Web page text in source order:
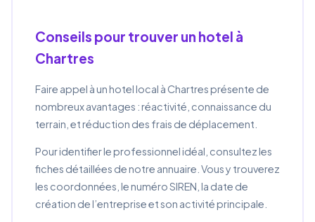
Conseils pour trouver un hotel à
Chartres
Faire appel à un hotel local à Chartres présente de
nombreux avantages : réactivité, connaissance du
terrain, et réduction des frais de déplacement.
Pour identifier le professionnel idéal, consultez les
fiches détaillées de notre annuaire. Vous y trouverez
les coordonnées, le numéro SIREN, la date de
création de l’entreprise et son activité principale.